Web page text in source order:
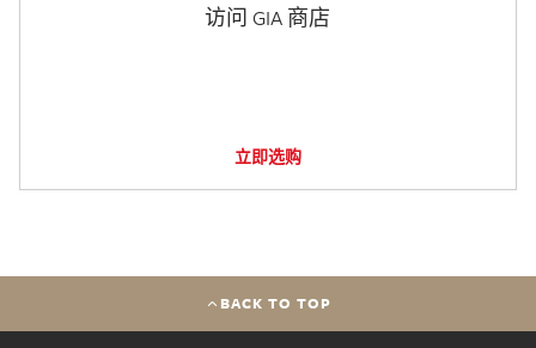
访问 GIA 商店
立即选购
BACK TO TOP